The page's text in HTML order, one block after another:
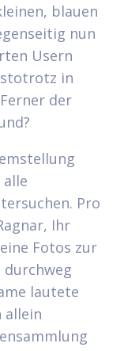
blauen
nun
Usern
in
der
Pro
Ihr
Fotos zur
durchweg
lautete
allein